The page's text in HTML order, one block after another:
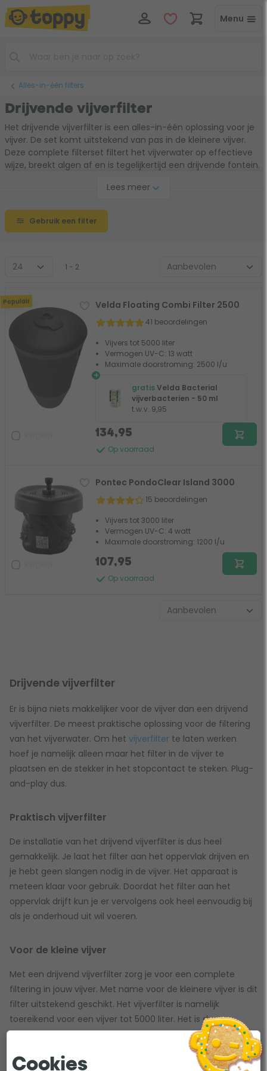
Menu
Alles-in-één filters
Drijvende vijverfilter
Het drijvende vijverfilter is een alles-in-één oplossing voor je
vijver. De set komt uitstekend van pas in de kleinere vijver.
Deze complete filterset filtert het vijverwater op effectieve
wijze, breekt algen af en is tegelijkertijd een drijvende fontein.
stroomkabel is nodig om dit filter te laten werken, dus heb je
Lees meer
Gebruik een filter
1 - 2
Populair Velda Floating Combi Filter 2500
41 beoordelingen
Vijvers tot 5000 liter
Vermogen UV-C: 13 watt
Maximale doorstroming: 2500 l/u
+
gratisVelda Bacterial
vijverbacterien - 50 ml
t.w.v. 9,95
Op voorraad
134,95
Pontec PondoClear Island 3000
15 beoordelingen
Vijvers tot 3000 liter
Vermogen UV-C: 4 watt
Maximale doorstroming: 1200 l/u
Op voorraad
107,95
Drijvende vijverfilter
Er is bijna niets makkelijker voor de vijver dan een drijvend
vijverfilter. De meest praktische oplossing voor de filtering
van het vijverwater. Om het vijverfilter te laten werken
hoef je namelijk alleen maar het filter in de vijver te
plaatsen en de stekker in het stopcontact te steken. Plug-
and-play dus.
Praktisch vijverfilter
De installatie van het drijvend vijverfilter is dus heel
gemakkelijk. Je laat het filter aan het oppervlak drijven en
je hebt geen slangen nodig in de vijver. Het apparaat is
meteen klaar voor gebruik. Doordat het filter aan het
oppervlak drijft kun je er vervolgens ook heel eenvoudig bij
als je onderhoud uit wil voeren.
Voor de kleine vijver
Met een drijvend vijverfilter zorg je voor een complete
filtering in jouw vijver. Met name voor de kleinere vijver is dit
filter uitstekend geschikt. Het vijverfilter is namelijk
toereikend voor een vijver tot 5000 liter. Het is dus
weggelegd voor een kleine vijver met een lage
Cookies